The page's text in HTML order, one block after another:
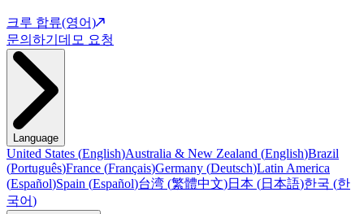
크루 합류(영어)
문의하기 데모 요청
Language
United States (English)Australia & New Zealand (English)Brazil
(Português)France (Français)Germany (Deutsch)Latin America
(Español)Spain (Español)台湾 (繁體中文)日本 (日本語)한국 (한
국어)